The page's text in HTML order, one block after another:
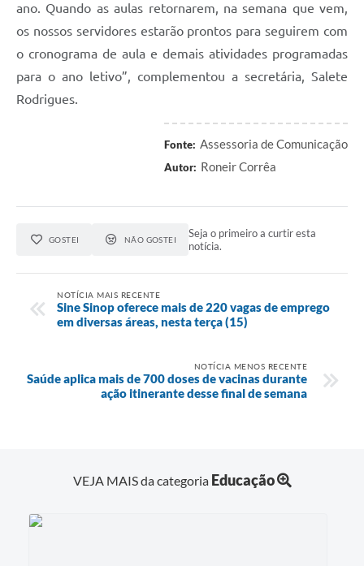
ano. Quando as aulas retornarem, na semana que vem,
os nossos servidores estarão prontos para seguirem com
o cronograma de aula e demais atividades programadas
para o ano letivo”, complementou a secretária, Salete
Rodrigues.
Fonte: Assessoria de Comunicação
Autor: Roneir Corrêa
GOSTEI NÃO GOSTEI
Seja o primeiro a curtir esta
notícia.
NOTÍCIA MAIS RECENTE
Sine Sinop oferece mais de 220 vagas de emprego
em diversas áreas, nesta terça (15)
NOTÍCIA MENOS RECENTE
Saúde aplica mais de 700 doses de vacinas durante
ação itinerante desse final de semana
VEJA MAIS da categoria Educação